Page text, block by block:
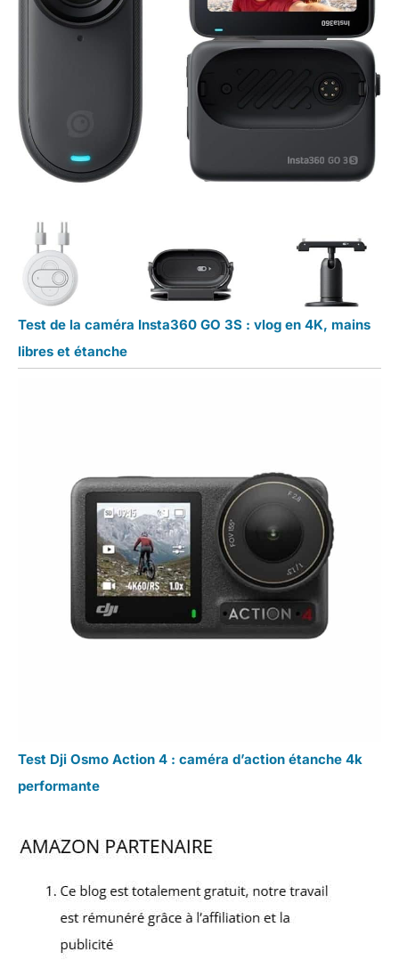
Test de la caméra Insta360 GO 3S : vlog en 4K, mains
libres et étanche
Test Dji Osmo Action 4 : caméra d’action étanche 4k
performante